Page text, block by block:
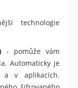
technologie
- pomůže vám
Automaticky je
a v aplikacích.